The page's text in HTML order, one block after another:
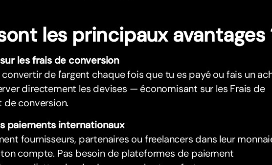
les principaux avantages
les frais de conversion
de l'argent chaque fois que tu es payé ou fais un
directement les devises — économisant sur les Frais de
conversion.
paiements internationaux
fournisseurs, partenaires ou freelancers dans leur
compte. Pas besoin de plateformes de paiement